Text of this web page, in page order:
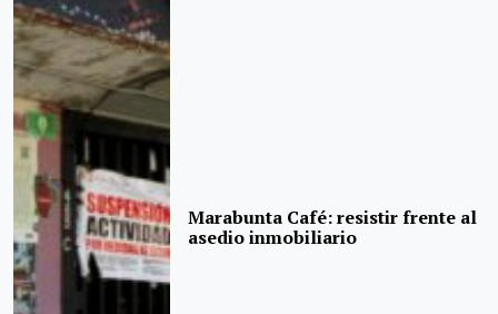
Marabunta Café: resistir frente al
asedio inmobiliario